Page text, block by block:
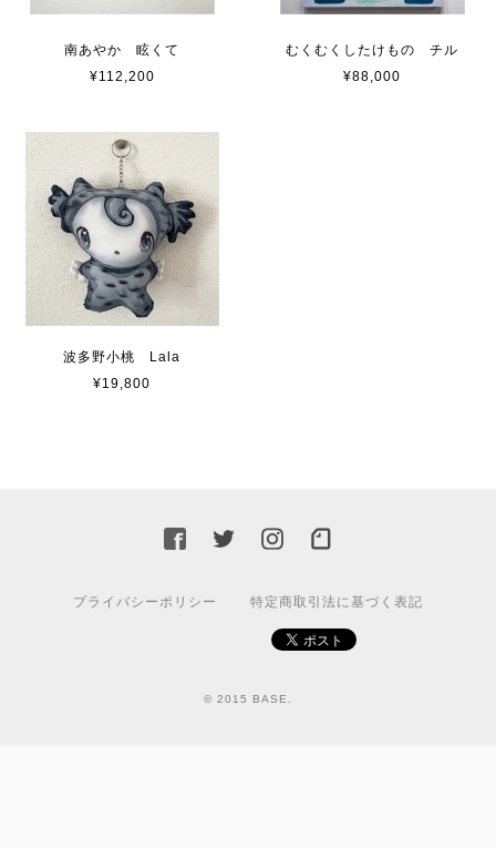
南あやか 眩くて
¥112,200
むくむくしたけもの チル
¥88,000
波多野小桃 Lala
¥19,800
プライバシーポリシー 特定商取引法に基づく表記
© 2015 BASE.